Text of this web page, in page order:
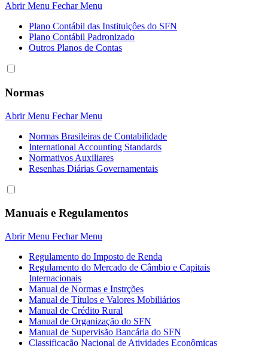
Abrir Menu Fechar Menu
Plano Contábil das Instituiçôes do SFN
Plano Contábil Padronizado
Outros Planos de Contas
Normas
Abrir Menu Fechar Menu
Normas Brasileiras de Contabilidade
International Accounting Standards
Normativos Auxiliares
Resenhas Diárias Governamentais
Manuais e Regulamentos
Abrir Menu Fechar Menu
Regulamento do Imposto de Renda
Regulamento do Mercado de Câmbio e Capitais
Internacionais
Manual de Normas e Instrções
Manual de Títulos e Valores Mobiliários
Manual de Crédito Rural
Manual de Organização do SFN
Manual de Supervisão Bancária do SFN
Classificação Nacional de Atividades Econômicas